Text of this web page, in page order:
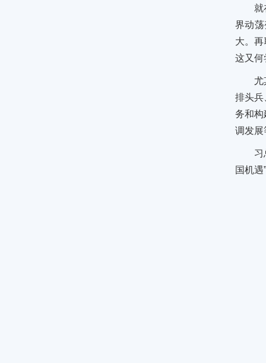
就
界动
大。
这又何
尤
排头兵
务和构
调发展
习
国机